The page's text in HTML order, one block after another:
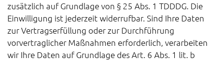
zusätzlich auf Grundlage von § 25 Abs. 1 TDDDG. Die
Einwilligung ist jederzeit widerrufbar. Sind Ihre Daten
zur Vertragserfüllung oder zur Durchführung
vorvertraglicher Maßnahmen erforderlich, verarbeiten
wir Ihre Daten auf Grundlage des Art. 6 Abs. 1 lit. b